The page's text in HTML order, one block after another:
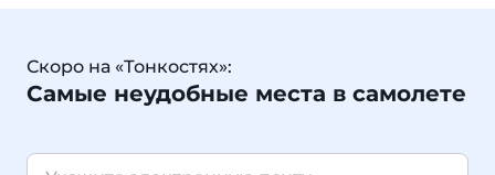
Скоро на «Тонкостях»:
Самые неудобные места в самолете